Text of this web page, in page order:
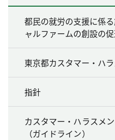
都民の就労の支援に係
ャルファームの創設の
東京都カスタマー・ハ
指針
カスタマー・ハラスメ
（ガイドライン）